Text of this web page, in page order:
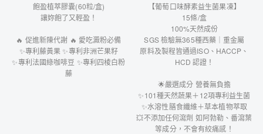
飽盈植萃膠囊(60粒/盒)
讓妳飽了又輕盈！
🔥 促進新陳代謝 🔥 愛吃澱粉必備
✨專利藤黃果 ✨專利非洲芒果籽
✨專利法國綠咖啡豆 ✨專利四棱白粉
藤
【葡萄口味酵素益生菌果凍】
15條/盒
100%天然成份
SGS 檢驗無365種西藥｜重金屬
原料及製程皆通過ISO、HACCP、
HCD 認證！
🌟嚴選成分 營養無負擔
✨101種天然蔬果＋12項專利益生菌
✨水溶性膳食纖維＋草本植物萃取
💥不添加任何瀉劑 如阿勃勒、番瀉葉
等成分，不會有絞痛感！